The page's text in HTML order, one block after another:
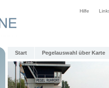
Hilfe
Start Pegelauswahl über Karte